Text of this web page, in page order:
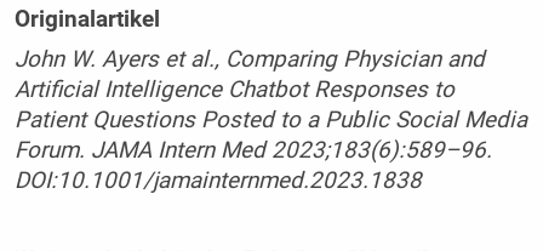
Originalartikel
John W. Ayers et al., Comparing Physician and
Artificial Intelligence Chatbot Responses to
Patient Questions Posted to a Public Social Media
Forum. JAMA Intern Med 2023;183(6):589–96.
DOI:10.1001/jamainternmed.2023.1838